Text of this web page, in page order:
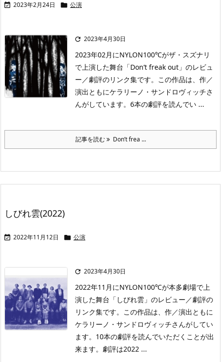
 2023年2月24日  公演
 2023年4月30日
2023年02月にNYLON100℃がザ・スズナリ
で上演した舞台「Don’t freak out」のレビュ
ー／劇評のリンク集です。この作品は、作／
演出ともにケラリーノ・サンドロヴィッチさ
んがしています。6本の劇評を読んでい ...
記事を読む Don’t frea ...
しびれ雲(2022)
 2022年11月12日  公演
 2023年4月30日
2022年11月にNYLON100℃が本多劇場で上
演した舞台「しびれ雲」のレビュー／劇評の
リンク集です。この作品は、作／演出ともに
ケラリーノ・サンドロヴィッチさんがしてい
ます。10本の劇評を読んでいただくことが出
来ます。劇評は2022 ...